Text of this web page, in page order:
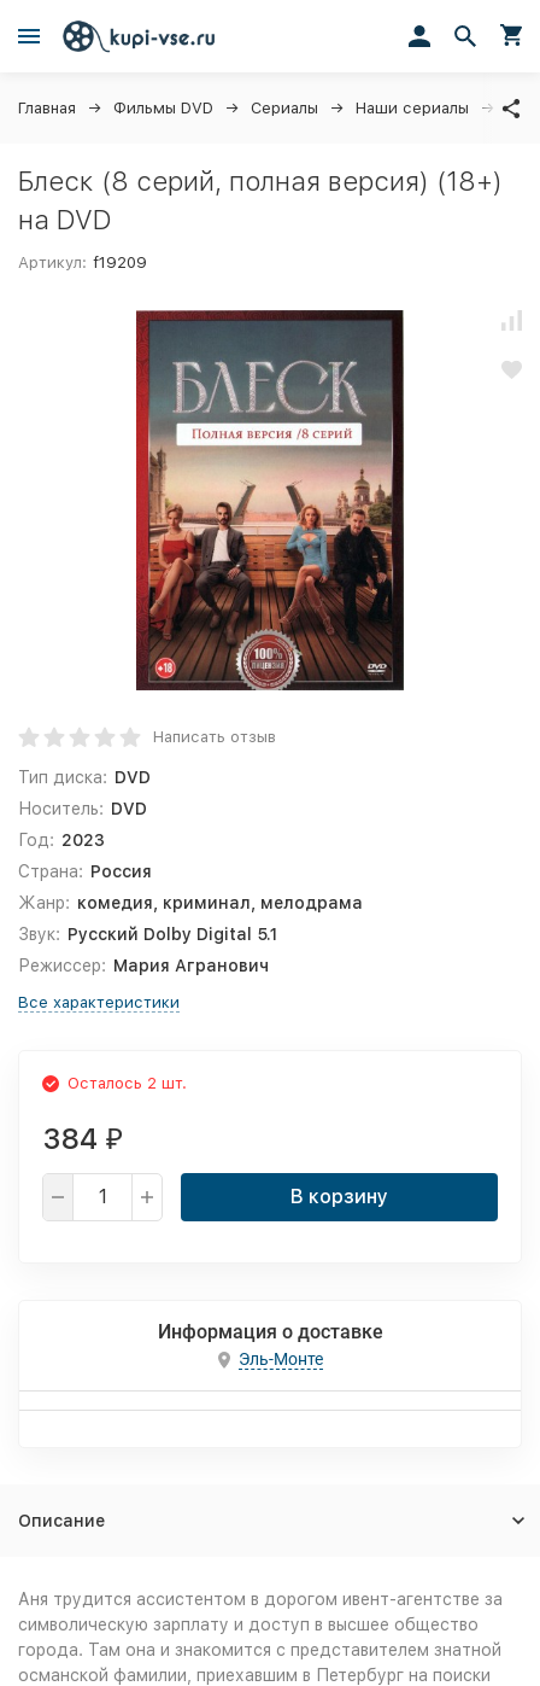
Главная Фильмы DVD Сериалы Наши сериалы
Блеск (8 серий, полная версия) (18+)
на DVD
Артикул: f19209
Написать отзыв
Тип диска: DVD
Носитель: DVD
Год: 2023
Страна: Россия
Жанр: комедия, криминал, мелодрама
Звук: Русский Dolby Digital 5.1
Режиссер: Мария Агранович
Все характеристики
Осталось 2 шт.
384 ₽
В корзину
Информация о доставке
Эль-Монте
Описание
Аня трудится ассистентом в дорогом ивент-агентстве за
символическую зарплату и доступ в высшее общество
города. Там она и знакомится с представителем знатной
османской фамилии, приехавшим в Петербург на поиски